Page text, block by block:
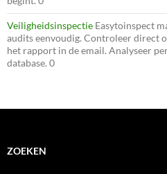
Veiligheidsinspectie Easytoinspect
audits eenvoudig. Controleer direct
het rapport in de email. Analyseer
database. 0
ZOEKEN